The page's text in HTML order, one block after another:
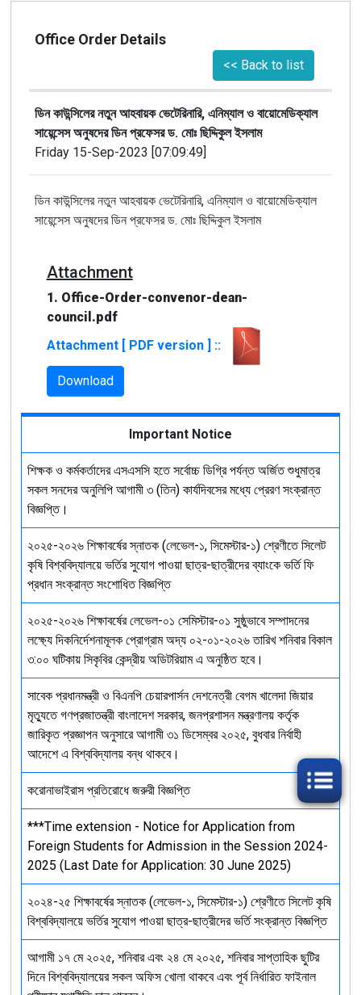
Office Order Details
<< Back to list
ডিন কাউন্সিলের নতুন আহবায়ক ভেটেরিনারি, এনিম্যাল ও বায়োমেডিক্যাল
সায়েন্সেস অনুষদের ডিন প্রফেসর ড. মোঃ ছিদ্দিকুল ইসলাম
Friday 15-Sep-2023 [07:09:49]
ডিন কাউন্সিলের নতুন আহবায়ক ভেটেরিনারি, এনিম্যাল ও বায়োমেডিক্যাল
সায়েন্সেস অনুষদের ডিন প্রফেসর ড. মোঃ ছিদ্দিকুল ইসলাম
Attachment
1. Office-Order-convenor-dean-
council.pdf
Attachment [ PDF version ] ::
Download
Important Notice
শিক্ষক ও কর্মকর্তাদের এসএসসি হতে সর্বোচ্চ ডিগ্রি পর্যন্ত অর্জিত শুধুমাত্র
সকল সনদের অনুলিপি আগামী ৩ (তিন) কার্যদিবসের মধ্যে প্রেরণ সংক্রান্ত
বিজ্ঞপ্তি।
২০২৫-২০২৬ শিক্ষাবর্ষের স্নাতক (লেভেল-১, সিমেস্টার-১) শ্রেণীতে সিলেট
কৃষি বিশ্ববিদ্যালয়ে ভর্তির সুযোগ পাওয়া ছাত্র-ছাত্রীদের ব্যাংকে ভর্তি ফি
প্রধান সংক্রান্ত সংশোধিত বিজ্ঞপ্তি
২০২৫-২০২৬ শিক্ষাবর্ষের লেভেল-০১ সেমিস্টার-০১ সুষ্ঠুভাবে সম্পাদনের
লক্ষ্যে দিকনির্দেশনামূলক প্রোগ্রাম অদ্য ০২-০১-২০২৬ তারিখ শনিবার বিকাল
৩:০০ ঘটিকায় সিকৃবির কেন্দ্রীয় অডিটরিয়াম এ অনুষ্ঠিত হবে।
সাবেক প্রধানমন্ত্রী ও বিএনপি চেয়ারপার্সন দেশনেত্রী বেগম খালেদা জিয়ার
মৃত্যুতে গণপ্রজাতন্ত্রী বাংলাদেশ সরকার, জনপ্রশাসন মন্ত্রণালয় কর্তৃক
জারিকৃত প্রজ্ঞাপন অনুসারে আগামী ৩১ ডিসেম্বর ২০২৫, বুধবার নির্বাহী
আদেশে এ বিশ্ববিদ্যালয় বন্ধ থাকবে।
করোনাভাইরাস প্রতিরোধে জরুরী বিজ্ঞপ্তি
***Time extension - Notice for Application from
Foreign Students for Admission in the Session 2024-
2025 (Last Date for Application: 30 June 2025)
২০২৪-২৫ শিক্ষাবর্ষের স্নাতক (লেভেল-১, সিমেস্টার-১) শ্রেণীতে সিলেট কৃষি
বিশ্ববিদ্যালয়ে ভর্তির সুযোগ পাওয়া ছাত্র-ছাত্রীদের ভর্তি সংক্রান্ত বিজ্ঞপ্তি
আগামী ১৭ মে ২০২৫, শনিবার এবং ২৪ মে ২০২৫, শনিবার সাপ্তাহিক ছুটির
দিনে বিশ্ববিদ্যালয়ের সকল অফিস খোলা থাকবে এবং পূর্ব নির্ধারিত ফাইনাল